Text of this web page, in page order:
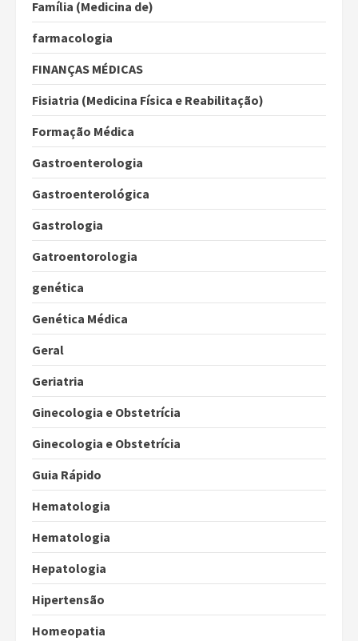
Família (Medicina de)
farmacologia
FINANÇAS MÉDICAS
Fisiatria (Medicina Física e Reabilitação)
Formação Médica
Gastroenterologia
Gastroenterológica
Gastrologia
Gatroentorologia
genética
Genética Médica
Geral
Geriatria
Ginecologia e Obstetrícia
Ginecologia e Obstetrícia
Guia Rápido
Hematologia
Hematologia
Hepatologia
Hipertensão
Homeopatia